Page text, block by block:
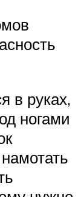
в руках,
ногами